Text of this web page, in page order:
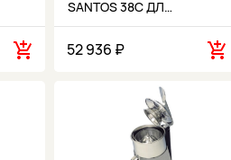
SANTOS 38C ДЛ…
52 936 ₽